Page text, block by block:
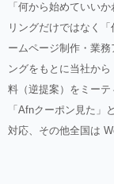
「何から始めていい
リングだけではなく
ームページ制作・業
ングをもとに当社か
料（逆提案）をミーテ
「Afnクーポン見た」
対応、その他全国は